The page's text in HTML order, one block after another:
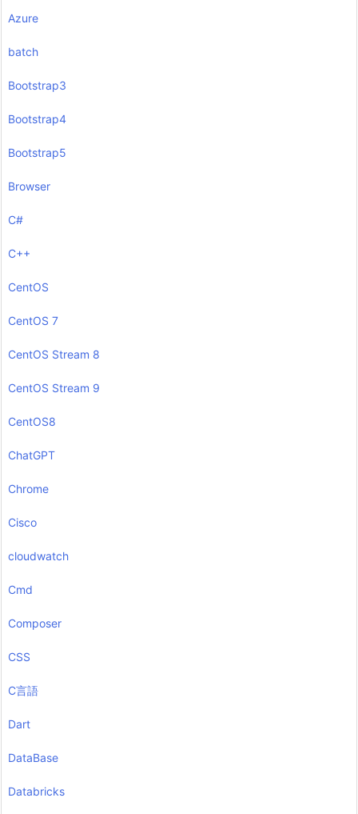
Azure
batch
Bootstrap3
Bootstrap4
Bootstrap5
Browser
C#
C++
CentOS
CentOS 7
CentOS Stream 8
CentOS Stream 9
CentOS8
ChatGPT
Chrome
Cisco
cloudwatch
Cmd
Composer
CSS
C言語
Dart
DataBase
Databricks